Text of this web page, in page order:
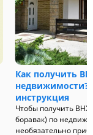
Как получить
недвижимости?
инструкция
Чтобы получить
боравак) по
необязательно